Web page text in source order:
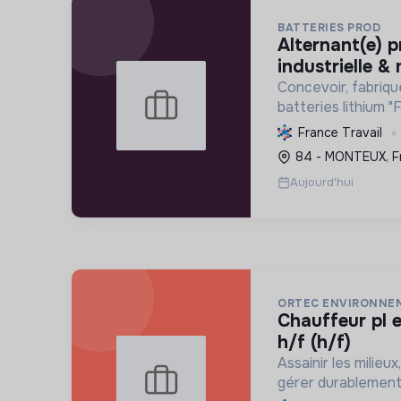
BATTERIES PROD
alternant(e) production
industrielle &
Concevoir,
batteries lithium
haute
d'énergie et la
engagement éco-
France Travail
84 - MONTEUX,
Aujourd'hui
ORTEC
chauffeur pl en assainissement
h/f (h/f)
Assainir les
gérer